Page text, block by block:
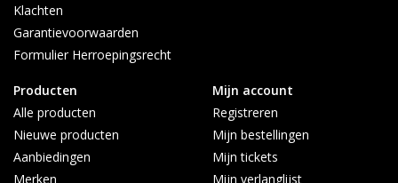
Klachten
Garantievoorwaarden
Formulier Herroepingsrecht
Producten
Alle producten
Nieuwe producten
Aanbiedingen
Merken
Mijn account
Registreren
Mijn bestellingen
Mijn tickets
Mijn verlanglijst